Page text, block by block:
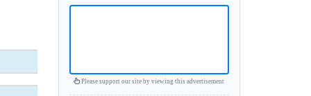
Please support our site by viewing this advertisement